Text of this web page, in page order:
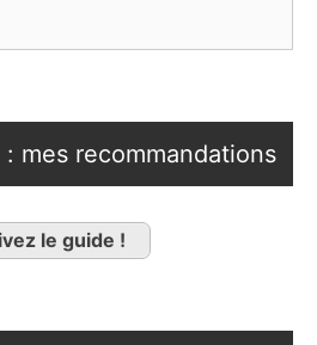
mes recommandations
le guide !